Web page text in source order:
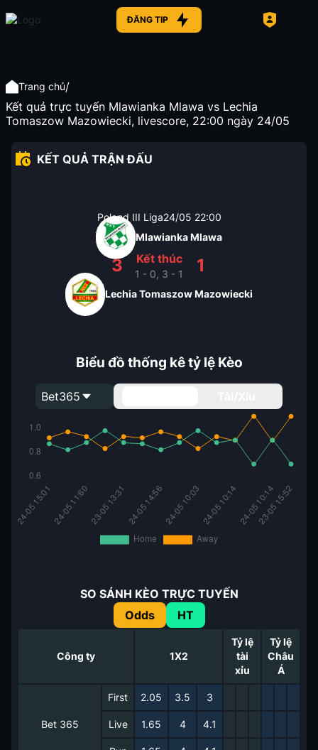
ĐĂNG TIP
Trang chủ/
Kết quả trực tuyến Mlawianka Mlawa vs Lechia
Tomaszow Mazowiecki, livescore, 22:00 ngày 24/05
KẾT QUẢ TRẬN ĐẤU
Poland III Liga24/05 22:00
Mlawianka Mlawa
3 Kết thúc
1 - 0, 3 - 1 1
Lechia Tomaszow Mazowiecki
Biểu đồ thống kê tỷ lệ Kèo
Bet365
SO SÁNH KÈO TRỰC TUYẾN
Odds
HT
Công ty 1X2
Tỷ lệ
tài
xỉu
Tỷ lệ
Châu
Á
Bet 365
First 2.05 3.5 3
Live 1.65 4 4.1